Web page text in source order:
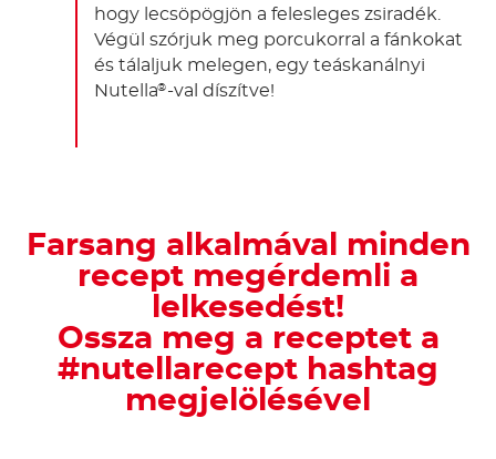
hogy lecsöpögjön a felesleges zsiradék.
Végül szórjuk meg porcukorral a fánkokat
és tálaljuk melegen, egy teáskanálnyi
Nutella® -val díszítve!
Farsang alkalmával minden
recept megérdemli a
lelkesedést!
Ossza meg a receptet a
#nutellarecept hashtag
megjelölésével